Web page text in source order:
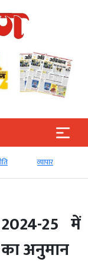
25 में
का अनुमान